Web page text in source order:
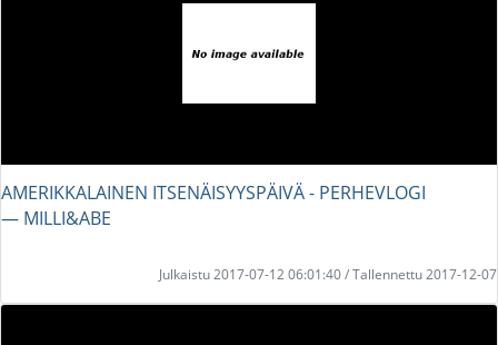
AMERIKKALAINEN ITSENÄISYYSPÄIVÄ - PERHEVLOGI
― MILLI&ABE
Julkaistu 2017-07-12 06:01:40 / Tallennettu 2017-12-07